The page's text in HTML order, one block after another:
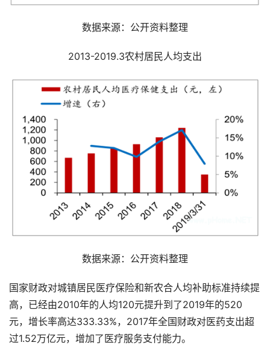
数据来源：公开资料整理
2013-2019.3农村居民人均支出
数据来源：公开资料整理
国家财政对城镇居民医疗保险和新农合人均补助标准持续提
高，已经由2010年的人均120元提升到了2019年的520
元，增长率高达333.33%，2017年全国财政对医药支出超
过1.52万亿元，增加了医疗服务支付能力。